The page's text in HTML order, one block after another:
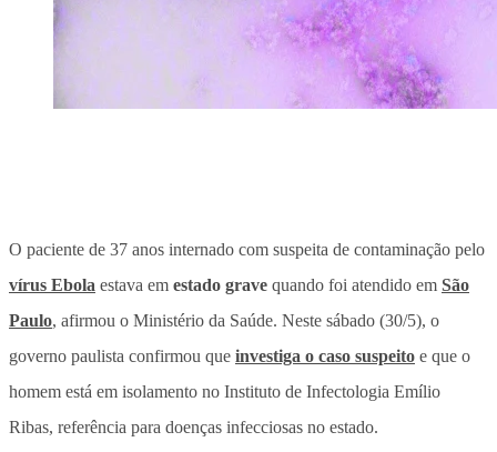
O paciente de 37 anos internado com suspeita de contaminação pelo
vírus Ebola estava em estado grave quando foi atendido em São
Paulo, afirmou o Ministério da Saúde. Neste sábado (30/5), o
governo paulista confirmou que investiga o caso suspeito e que o
homem está em isolamento no Instituto de Infectologia Emílio
Ribas, referência para doenças infecciosas no estado.